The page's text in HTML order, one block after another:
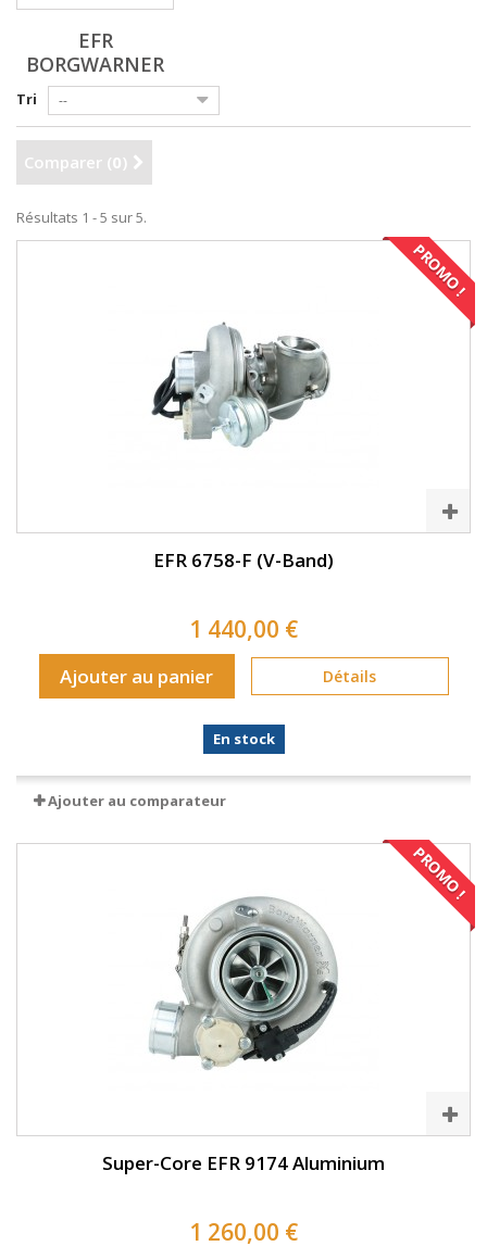
EFR
BORGWARNER
Tri --
Comparer (0)
Résultats 1 - 5 sur 5.
PROMO !
EFR 6758-F (V-Band)
1 440,00 €
Ajouter au panier Détails
En stock
Ajouter au comparateur
PROMO !
Super-Core EFR 9174 Aluminium
1 260,00 €